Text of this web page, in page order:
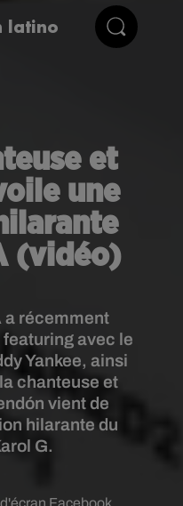
latino
et
une
(vidéo)
a récemment
avec le
Yankee, ainsi
chanteuse et
vient de
hilarante du
G.
Facebook